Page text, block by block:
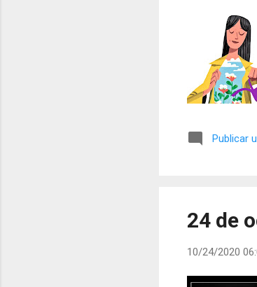
Publicar
24 de
10/24/2020